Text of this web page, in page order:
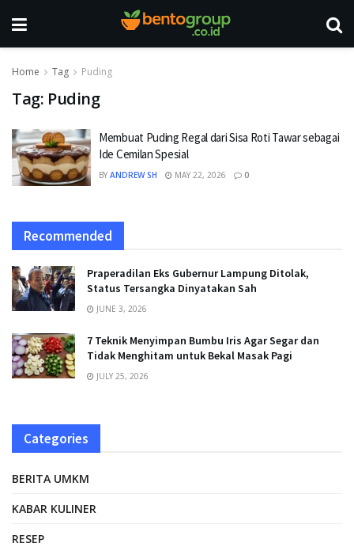
Home Tag Puding
Tag: Puding
Membuat Puding Regal dari Sisa Roti Tawar sebagai
Ide Cemilan Spesial
BY ANDREW SH MAY 22, 2026 0
Recommended
Praperadilan Eks Gubernur Lampung Ditolak,
Status Tersangka Dinyatakan Sah
JUNE 3, 2026
7 Teknik Menyimpan Bumbu Iris Agar Segar dan
Tidak Menghitam untuk Bekal Masak Pagi
JULY 25, 2026
Categories
BERITA UMKM
KABAR KULINER
RESEP